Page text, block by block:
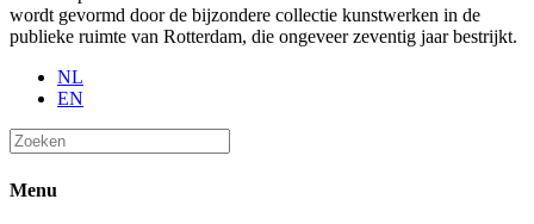
wordt gevormd door de bijzondere collectie kunstwerken in de
publieke ruimte van Rotterdam, die ongeveer zeventig jaar bestrijkt.
NL
EN
Menu